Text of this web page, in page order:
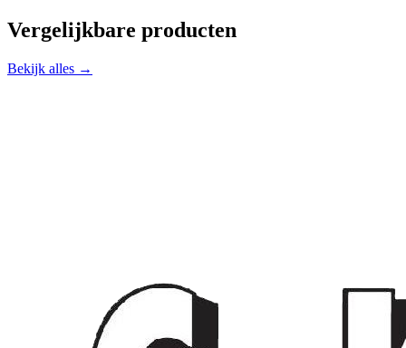
Vergelijkbare producten
Bekijk alles →